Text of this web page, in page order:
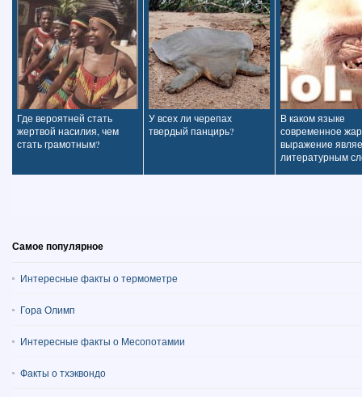
Где вероятней стать
жертвой насилия, чем
стать грамотным?
У всех ли черепах
твердый панцирь?
В каком языке
современное
выражение
литературным
Самое популярное
Интересные факты о термометре
Гора Олимп
Интересные факты о Месопотамии
Факты о тхэквондо